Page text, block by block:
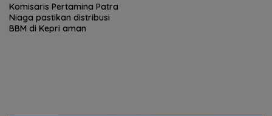
Komisaris Pertamina Patra
Niaga pastikan distribusi
BBM di Kepri aman